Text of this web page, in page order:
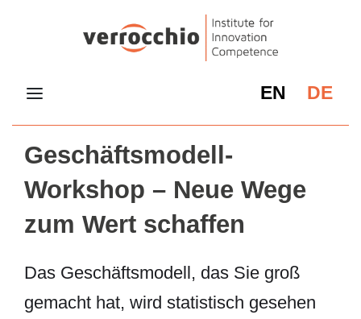
EN DE
Geschäftsmodell-
Workshop – Neue Wege
zum Wert schaffen
Das Geschäftsmodell, das Sie groß
gemacht hat, wird statistisch gesehen